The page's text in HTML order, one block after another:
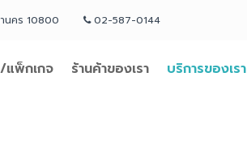
นคร 10800 02-587-0144
แพ็กเกจ ร้านค้าของเรา บริการของเรา